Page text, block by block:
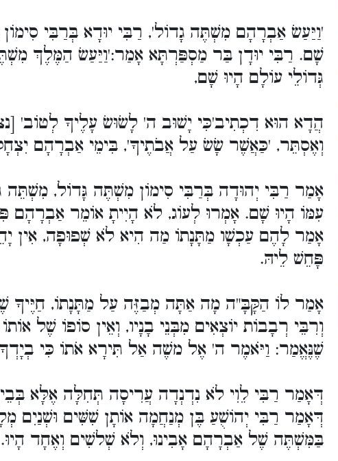
'וַיַּעַשׂ אַבְרָהָם מִשְׁתֶּה גָדוֹל', רַבִּי יוּדָא בְּרַבִּי
שָׁם. רַבִּי יוּדָן בַּר מַסְפַּרְתָּא אָמַר:'וַיַּעַשׂ הַמֶּלֶךְ
גְּדוֹלֵי עוֹלָם הָיוּ שָׁם,
הֲדָא הוּא דִכְתִיב'כִּי יָשׁוּב ה' לָשׂוּשׂ עָלֶיךָ לְטוֹב'
וְאֶסְתֵּר, 'כַּאֲשֶׁר שָׂשׂ עַל אֲבֹתֶיךָ', בִּימֵי אַבְרָהָם
אָמַר רַבִּי יְהוּדָה בְּרַבִּי סִימוֹן מִשְׁתֶּה גָּדוֹל, מִשְׁתֵּה
עִמּוֹ הָיוּ שָׁם. אָמְרוּ לְעוֹג, לֹא הָיִיתָ אוֹמֵר אַבְרָהָם
אָמַר לָהֶם עַכְשָׁו מַתָּנָתוֹ מַה הִיא לֹא שְׁפוּפָה, אִין
פָּחֵשׁ לֵיהּ.
אָמַר לוֹ הַקָּבָּ"ה מָה אַתָּה מְבַזֶּה עַל מַתָּנָתוֹ, חַיֶּיךָ
וְרִבֵּי רְבָבוֹת יוֹצְאִים מִבְּנֵי בָנָיו, וְאֵין סוֹפוֹ שֶׁל
שֶׁנֶּאֱמַר: וַיֹּאמֶר ה' אֶל משֶׁה אַל תִּירָא אֹתוֹ כִּי
דְּאָמַר רַבִּי לֵוִי לֹא נִדְנְדָה עֲרִיסָה תְּחִלָּה אֶלָּא
דְּאָמַר רַבִּי יְהוֹשֻׁעַ בֶּן מְנַחֲמָה אוֹתָן שִׁשִּׁים וּשְׁנַיִם
בַּמִּשְׁתֶּה שֶׁל אַבְרָהָם אָבִינוּ, וְלֹא שְׁלשִׁים וְאֶחָד הָיוּ.